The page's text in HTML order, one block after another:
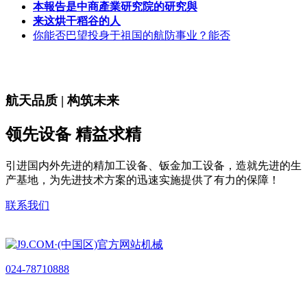
本報告是中商產業研究院的研究與
来这烘干稻谷的人
你能否巴望投身于祖国的航防事业？能否
航天品质 | 构筑未来
领先设备 精益求精
引进国内外先进的精加工设备、钣金加工设备，造就先进的生
产基地，为先进技术方案的迅速实施提供了有力的保障！
联系我们
024-78710888